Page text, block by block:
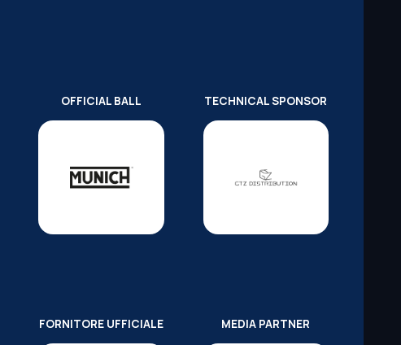
OFFICIAL BALL TECHNICAL SPONSOR
FORNITORE UFFICIALE MEDIA PARTNER